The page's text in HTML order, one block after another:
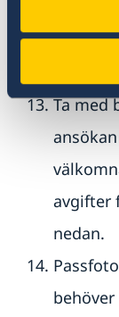
spärras
Ta med
avgifter
nedan.